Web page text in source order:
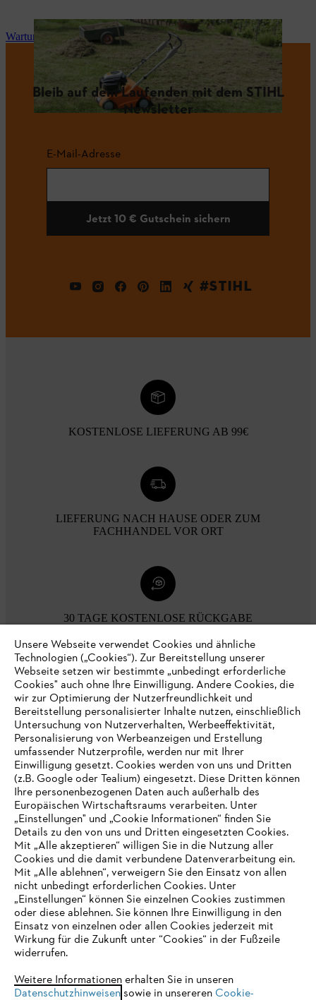
Wartung und Reparatur
Bleib auf dem Laufenden mit dem STIHL
Newsletter
E-Mail-Adresse
Jetzt 10 € Gutschein sichern
#STIHL
KOSTENLOSE LIEFERUNG AB 99€
LIEFERUNG NACH HAUSE ODER ZUM
FACHHANDEL VOR ORT
30 TAGE KOSTENLOSE RÜCKGABE
Zahlungsmöglichkeiten
Unternehmen
Online Shop
Service
IHR BROWSER WIRD NICHT
UNTERSTÜTZT
eine optimale Nutzung unserer Seite empfehlen wir Ihnen, zu
einem der folgenden Browser zu wechseln:
Unsere Webseite verwendet Cookies und ähnliche
Technologien („Cookies“). Zur Bereitstellung unserer
Webseite setzen wir bestimmte „unbedingt erforderliche
Cookies" auch ohne Ihre Einwilligung. Andere Cookies, die
wir zur Optimierung der Nutzerfreundlichkeit und
Bereitstellung personalisierter Inhalte nutzen, einschließlich
Untersuchung von Nutzerverhalten, Werbeeffektivität,
Personalisierung von Werbeanzeigen und Erstellung
umfassender Nutzerprofile, werden nur mit Ihrer
Einwilligung gesetzt. Cookies werden von uns und Dritten
(z.B. Google oder Tealium) eingesetzt. Diese Dritten können
Ihre personenbezogenen Daten auch außerhalb des
Europäischen Wirtschaftsraums verarbeiten. Unter
„Einstellungen" und „Cookie Informationen“ finden Sie
Details zu den von uns und Dritten eingesetzten Cookies.
Mit „Alle akzeptieren“ willigen Sie in die Nutzung aller
Cookies und die damit verbundene Datenverarbeitung ein.
Mit „Alle ablehnen“, verweigern Sie den Einsatz von allen
nicht unbedingt erforderlichen Cookies. Unter
„Einstellungen“ können Sie einzelnen Cookies zustimmen
oder diese ablehnen. Sie können Ihre Einwilligung in den
Einsatz von einzelnen oder allen Cookies jederzeit mit
Wirkung für die Zukunft unter “Cookies“ in der Fußzeile
widerrufen.
Weitere Informationen erhalten Sie in unseren
Datenschutzhinweisensowie in unsereren Cookie-